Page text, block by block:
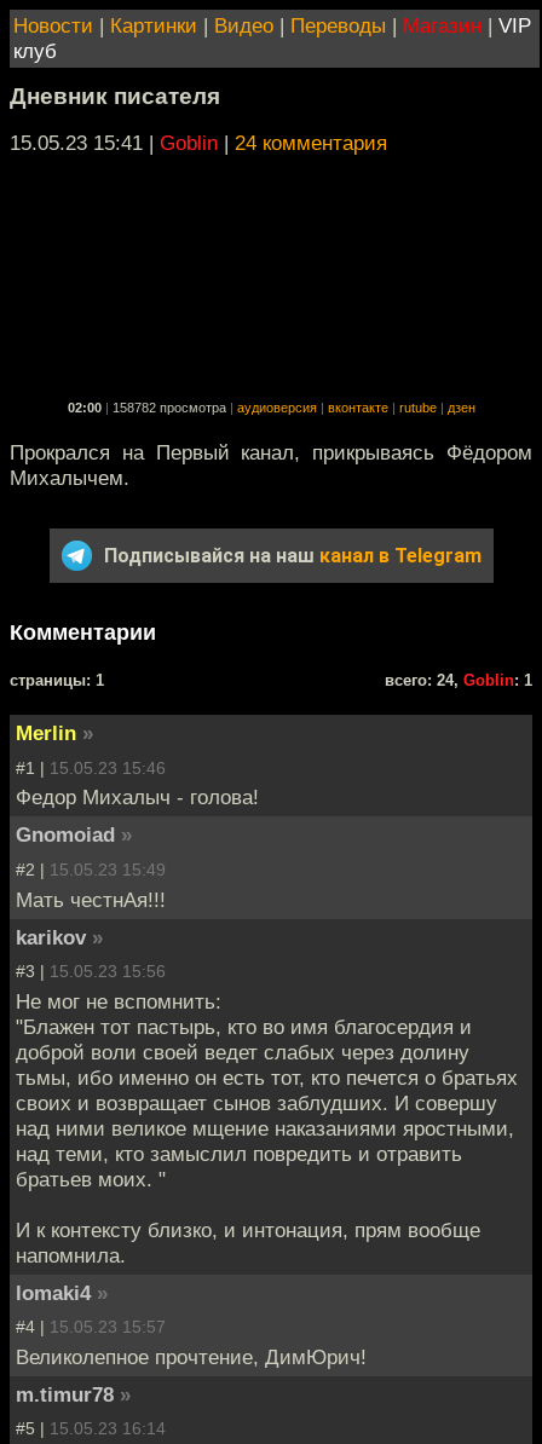
Новости | Картинки | Видео | Переводы | Магазин | VIP
клуб
Дневник писателя
15.05.23 15:41 | Goblin | 24 комментария
02:00 158782 просмотра аудиоверсия вконтакте rutube дзен
Прокрался на Первый канал, прикрываясь Фёдором
Михалычем.
Подписывайся на наш канал в Telegram
Комментарии
cтраницы: 1 всего: 24, Goblin: 1
Merlin »
#1 | 15.05.23 15:46
Федор Михалыч - голова!
Gnomoiad »
#2 | 15.05.23 15:49
Мать честнАя!!!
karikov »
#3 | 15.05.23 15:56
Не мог не вспомнить:
"Блажен тот пастырь, кто во имя благосердия и
доброй воли своей ведет слабых через долину
тьмы, ибо именно он есть тот, кто печется о братьях
своих и возвращает сынов заблудших. И совершу
над ними великое мщение наказаниями яростными,
над теми, кто замыслил повредить и отравить
братьев моих. "
И к контексту близко, и интонация, прям вообще
напомнила.
lomaki4 »
#4 | 15.05.23 15:57
Великолепное прочтение, ДимЮрич!
m.timur78 »
#5 | 15.05.23 16:14